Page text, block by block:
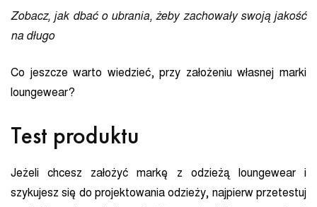
Zobacz, jak dbać o ubrania, żeby zachowały swoją jakość
na długo
Co jeszcze warto wiedzieć, przy założeniu własnej marki
loungewear?
Test produktu
Jeżeli chcesz założyć markę z odzieżą loungewear i
szykujesz się do projektowania odzieży, najpierw przetestuj